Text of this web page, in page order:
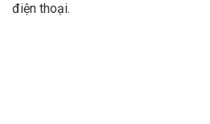
điện thoại.